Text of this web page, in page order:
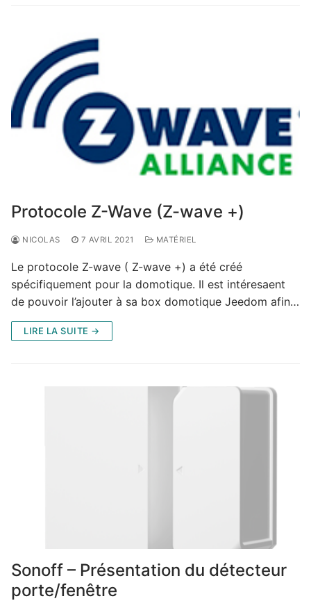
Protocole Z-Wave (Z-wave +)
NICOLAS 7 AVRIL 2021 MATÉRIEL
Le protocole Z-wave ( Z-wave +) a été créé
spécifiquement pour la domotique. Il est intéresaent
de pouvoir l’ajouter à sa box domotique Jeedom afin…
LIRE LA SUITE →
Sonoff – Présentation du détecteur
porte/fenêtre